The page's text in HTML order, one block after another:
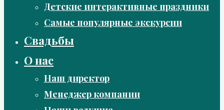
Детские интерактивные праздники
Самые популярные экскурсии
Свадьбы
О нас
Наш директор
Менеджер компании